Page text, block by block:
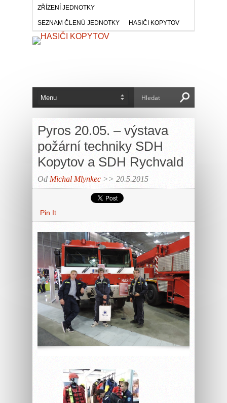
ZŘÍZENÍ JEDNOTKY
SEZNAM ČLENŮ JEDNOTKY HASIČI KOPYTOV
Pyros 20.05. – výstava
požární techniky SDH
Kopytov a SDH Rychvald
Od Michal Mlynkec >> 20.5.2015
Pin It